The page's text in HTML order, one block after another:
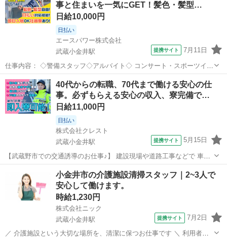
での交通...
事と住まいを一気にGET！髪色・髪型…
日給10,000円
日払い
エースパワー株式会社
武蔵小金井駅
提携サイト 7月11日
仕事内容： ◇警備スタッフ◇アルバイト◇ コンサート・スポーツイベ
ント・展示会などのイベントや、 工事現場周辺で警備・交通誘導をし
ていただきます。 経験者の方はもちろん、未経験者の方も積極的に採
用中！ 難しいスキルは不要...
東京 小金井市 武蔵小金井駅 警備員
40代からの転職、70代まで働ける安心の仕
事。必ずもらえる安心の収入、寮完備で…
日給11,000円
日払い
株式会社クレスト
武蔵小金井駅
提携サイト 5月15日
【武蔵野市での交通誘導のお仕事♪】 建設現場や道路工事などで 車や
歩行者の安全をサポート！ 特別な経験は必要ありません◎ 未経験から
始めたスタッフも 多数活躍中です！ Wワーク・シニアも多数活躍中！
雰囲気の良い現場で、 ...
小金井市 武蔵小金井駅 警備員
小金井市の介護施設清掃スタッフ｜2~3人で
安心して働けます。
時給1,230円
株式会社ニック
武蔵小金井駅
提携サイト 7月2日
／ 介護施設という大切な場所を、清潔に保つお仕事です ＼ 利用者様